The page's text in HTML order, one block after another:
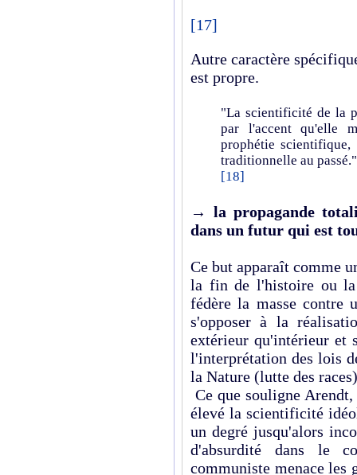
[17]
Autre caractère
est propre.
"La scientificité de la
par l'accent qu'elle
prophétie
traditionnelle au passé."
[18]
→ la propagande
dans un futur qui est
Ce but apparaît comme
la fin de l'histoire ou la
fédère la masse contre
s'opposer à la
extérieur qu'intérieur et
l'interprétation des lois
la Nature (lutte des
Ce que souligne
élevé la scientificité
un degré jusqu'alors
d'absurdité dans le
communiste menace les